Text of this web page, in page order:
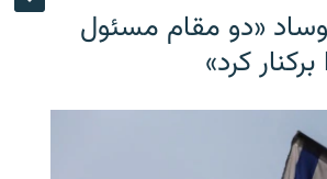
«دو مقام مسئول
کرد»